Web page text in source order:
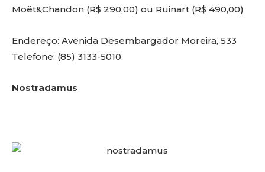
Moët&Chandon (R$ 290,00) ou Ruinart (R$ 490,00)
Endereço: Avenida Desembargador Moreira, 533
Telefone: (85) 3133-5010.
Nostradamus